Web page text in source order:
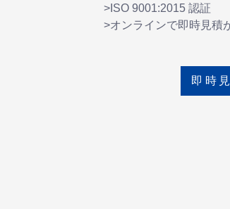
>ISO 9001:2015 認証
>オンラインで即時見積
即時